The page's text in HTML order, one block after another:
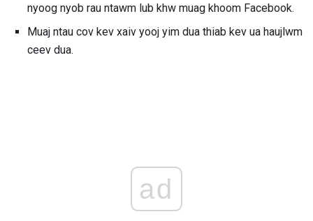
nyoog nyob rau ntawm lub khw muag khoom Facebook.
Muaj ntau cov kev xaiv yooj yim dua thiab kev ua haujlwm
ceev dua.
ad